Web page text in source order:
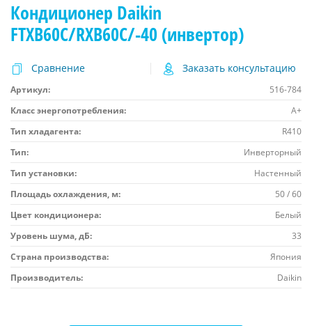
Кондиционер Daikin
FTXB60C/RXB60C/-40 (инвертор)
Сравнение Заказать консультацию
Артикул:
516-784
Класс энергопотребления:
A+
Тип хладагента:
R410
Тип:
Инверторный
Тип установки:
Настенный
Площадь охлаждения, м:
50 / 60
Цвет кондиционера:
Белый
Уровень шума, дБ:
33
Страна производства:
Япония
Производитель:
Daikin